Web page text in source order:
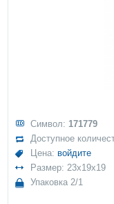
Символ: 171779
Доступное
Цена: войдите
Размер: 23x19x19
Упаковка 2/1